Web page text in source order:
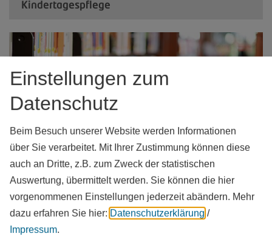
Kindertagespflege
Förderung, Fachaufsicht und -beratung für
Kindertageseinrichtungen
Einstellungen zum
Datenschutz
Beim Besuch unserer Website werden Informationen
über Sie verarbeitet. Mit Ihrer Zustimmung können diese
auch an Dritte, z.B. zum Zweck der statistischen
Auswertung, übermittelt werden. Sie können die hier
vorgenommenen Einstellungen jederzeit abändern. Mehr
dazu erfahren Sie hier: Datenschutzerklärung /
Impressum.